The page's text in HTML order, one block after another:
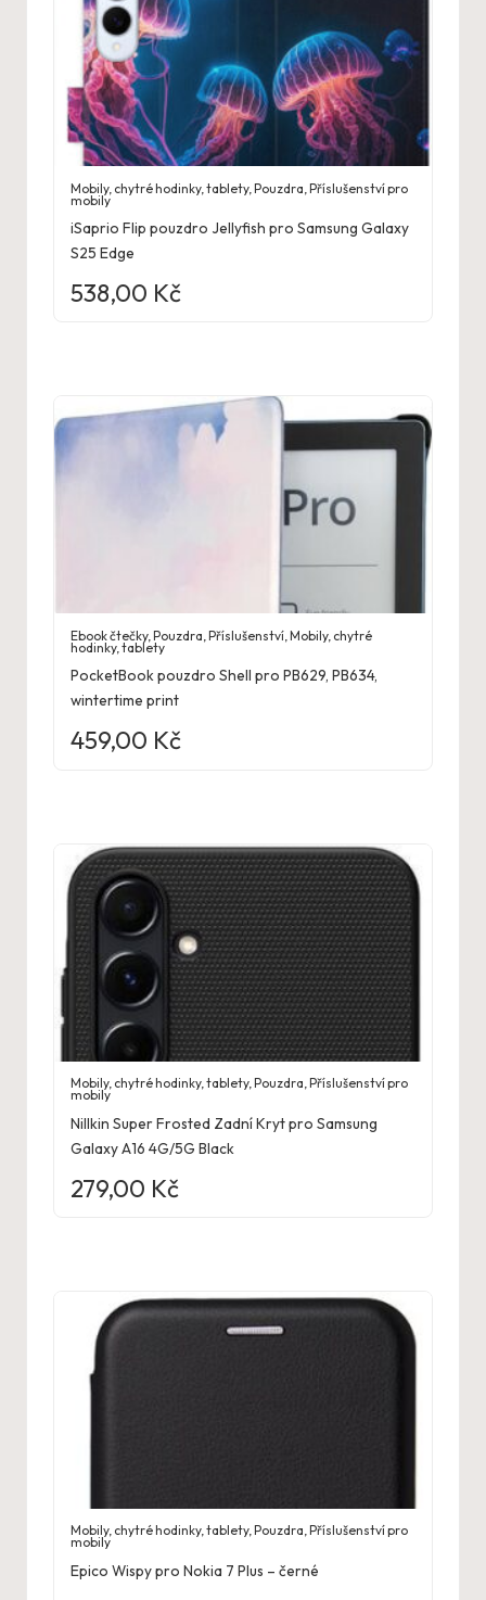
Mobily, chytré hodinky, tablety,Pouzdra ,Příslušenství pro
mobily
iSaprio Flip pouzdro Jellyfish pro Samsung Galaxy
S25 Edge
538,00 Kč
Ebook čtečky,Pouzdra ,Příslušenství ,Mobily, chytré
hodinky, tablety
PocketBook pouzdro Shell pro PB629, PB634,
wintertime print
459,00 Kč
Mobily, chytré hodinky, tablety,Pouzdra,Příslušenství pro
mobily
Nillkin Super Frosted Zadní Kryt pro Samsung
Galaxy A16 4G/5G Black
279,00 Kč
Mobily, chytré hodinky, tablety,Pouzdra,Příslušenství pro
mobily
Epico Wispy pro Nokia 7 Plus – černé